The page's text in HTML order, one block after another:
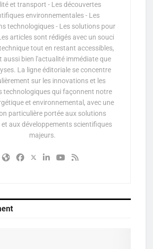
et transport - Les découvertes
environnementales - Les
technologiques - Les solutions pour
articles sont rédigés avec un souci
tout en restant accessibles,
aussi bien l'actualité immédiate que
La ligne éditoriale se concentre
sur les innovations et les
technologiques qui façonnent notre
et environnemental, avec une
particulière portée aux solutions
aux développements scientifiques
majeurs.